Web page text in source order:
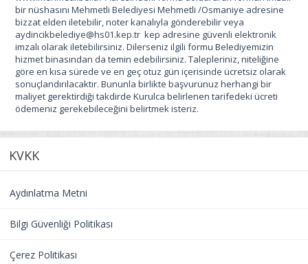
bir nüshasını Mehmetli Belediyesi Mehmetli /Osmaniye adresine
bizzat elden iletebilir, noter kanalıyla gönderebilir veya
aydincikbelediye@hs01.kep.tr kep adresine güvenli elektronik
imzalı olarak iletebilirsiniz. Dilerseniz ilgili formu Belediyemizin
hizmet binasından da temin edebilirsiniz. Talepleriniz, niteliğine
göre en kısa sürede ve en geç otuz gün içerisinde ücretsiz olarak
sonuçlandırılacaktır. Bununla birlikte başvurunuz herhangi bir
maliyet gerektirdiği takdirde Kurulca belirlenen tarifedeki ücreti
ödemeniz gerekebileceğini belirtmek isteriz.
KVKK
Aydınlatma Metni
Bilgi Güvenliği Politikası
Çerez Politikası